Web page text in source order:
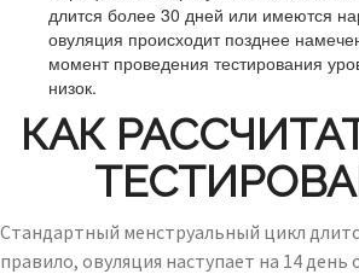
длится более 30 дней или имеются
овуляция происходит позднее
момент проведения тестирования
низок.
КАК
Стандартный менструальный цикл
правило, овуляция наступает на 14 день